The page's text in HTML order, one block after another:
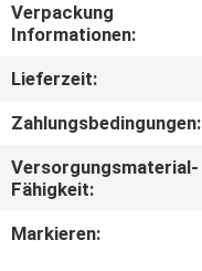
TRETEN
SIE
MIT
UNS
IN
VERBINDUNG
Verpackung
Informationen:
Lieferzeit:
Zahlungsbedingungen:
Versorgungsmaterial-
Fähigkeit:
Markieren: